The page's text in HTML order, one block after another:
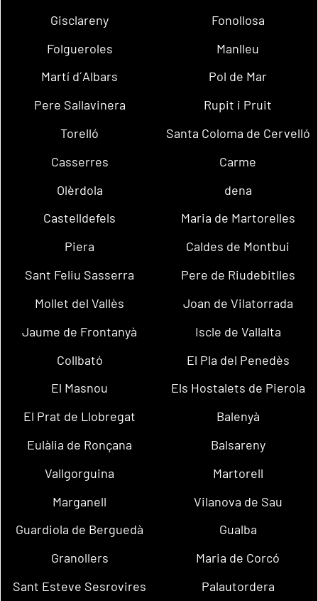
Gisclareny
Fonollosa
Folgueroles
Manlleu
Martí d´Albars
Pol de Mar
Pere Sallavinera
Rupit i Pruit
Torelló
Santa Coloma de Cervelló
Casserres
Carme
Olèrdola
dena
Castelldefels
Maria de Martorelles
Piera
Caldes de Montbui
Sant Feliu Sasserra
Pere de Riudebitlles
Mollet del Vallès
Joan de Vilatorrada
Jaume de Frontanyà
Iscle de Vallalta
Collbató
El Pla del Penedès
El Masnou
Els Hostalets de Pierola
El Prat de Llobregat
Balenyà
Eulàlia de Ronçana
Balsareny
Vallgorguina
Martorell
Marganell
Vilanova de Sau
Guardiola de Berguedà
Gualba
Granollers
Maria de Corcó
Sant Esteve Sesrovires
Palautordera